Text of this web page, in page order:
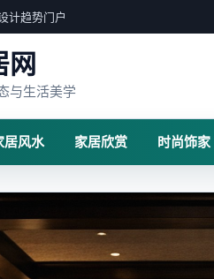
计趋势门户
网
与生活美学
居风水 家居欣赏 时尚饰家